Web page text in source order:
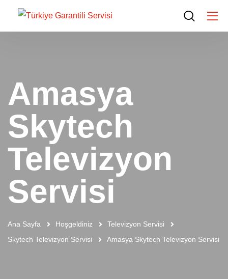
Amasya
Skytech
Televizyon
Servisi
Ana Sayfa Hoşgeldiniz
Televizyon Servisi
Skytech Televizyon Servisi
Amasya Skytech Televizyon Servisi